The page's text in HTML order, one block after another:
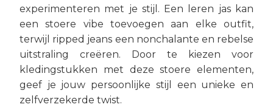
experimenteren met je stijl. Een leren jas kan
een stoere vibe toevoegen aan elke outfit,
terwijl ripped jeans een nonchalante en rebelse
uitstraling creëren. Door te kiezen voor
kledingstukken met deze stoere elementen,
geef je jouw persoonlijke stijl een unieke en
zelfverzekerde twist.